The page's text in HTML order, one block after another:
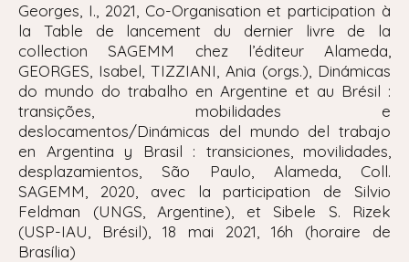
Georges, I., 2021, Co-Organisation et participation à
la Table de lancement du dernier livre de la
collection SAGEMM chez l’éditeur Alameda,
GEORGES, Isabel, TIZZIANI, Ania (orgs.), Dinámicas
do mundo do trabalho en Argentine et au Brésil :
transições, mobilidades e
deslocamentos/Dinámicas del mundo del trabajo
en Argentina y Brasil : transiciones, movilidades,
desplazamientos, São Paulo, Alameda, Coll.
SAGEMM, 2020, avec la participation de Silvio
Feldman (UNGS, Argentine), et Sibele S. Rizek
(USP-IAU, Brésil), 18 mai 2021, 16h (horaire de
Brasília)